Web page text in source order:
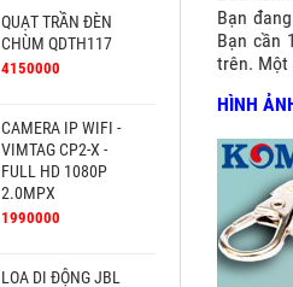
Bạn
Bạn cần
trên. Một
HÌNH
Mặt
QUẠT TRẦN ĐÈN
CHÙM QDTH117
4150000
CAMERA IP WIFI -
VIMTAG CP2-X -
FULL HD 1080P
2.0MPX
1990000
LOA DI ĐỘNG JBL